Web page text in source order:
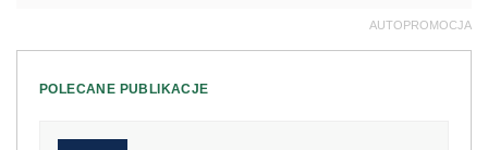
AUTOPROMOCJA
POLECANE PUBLIKACJE